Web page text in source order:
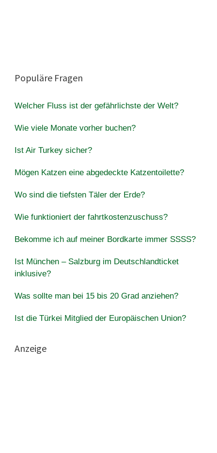
Populäre Fragen
Welcher Fluss ist der gefährlichste der Welt?
Wie viele Monate vorher buchen?
Ist Air Turkey sicher?
Mögen Katzen eine abgedeckte Katzentoilette?
Wo sind die tiefsten Täler der Erde?
Wie funktioniert der fahrtkostenzuschuss?
Bekomme ich auf meiner Bordkarte immer SSSS?
Ist München – Salzburg im Deutschlandticket
inklusive?
Was sollte man bei 15 bis 20 Grad anziehen?
Ist die Türkei Mitglied der Europäischen Union?
Anzeige